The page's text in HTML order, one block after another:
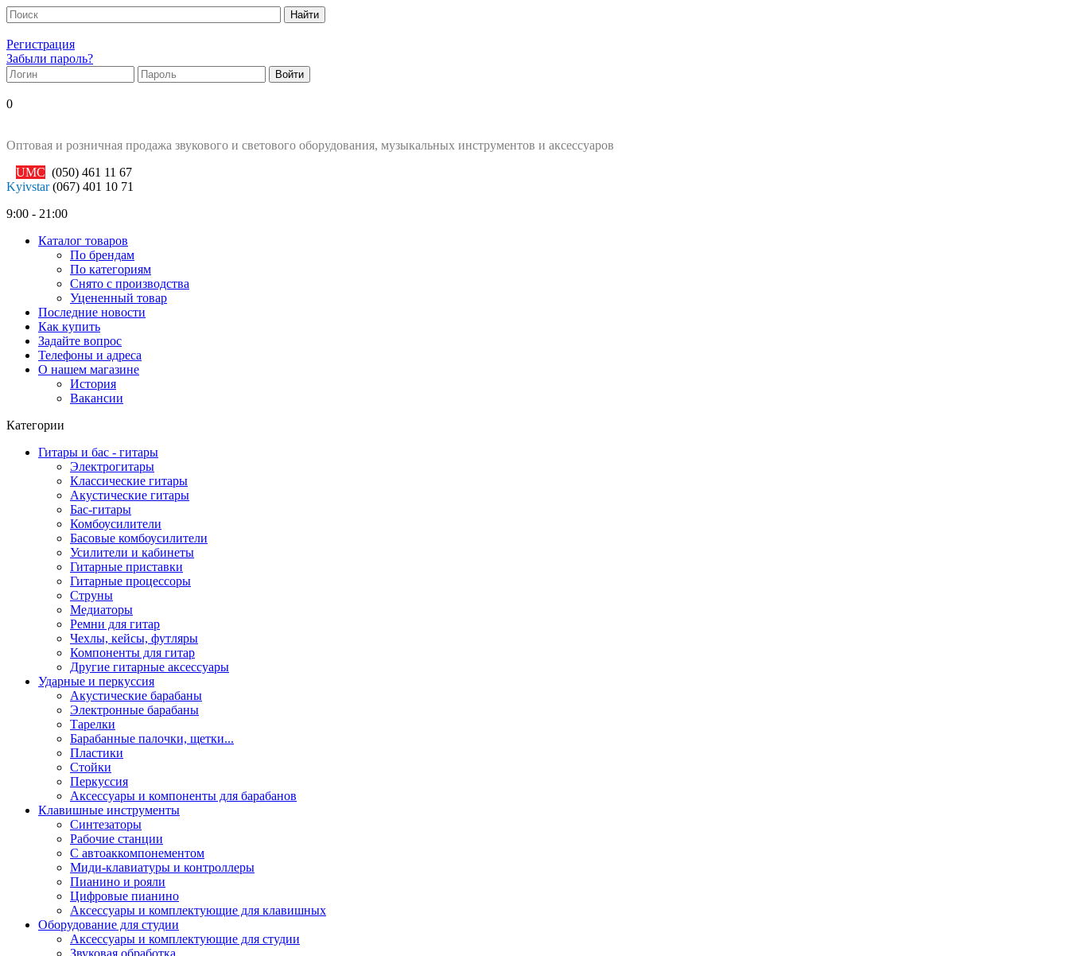
Регистрация
Забыли пароль?
0
Оптовая и розничная продажа звукового и светового оборудования, музыкальных инструментов и аксессуаров
UMC (050) 461 11 67
Kyivstar (067) 401 10 71
9:00 - 21:00
Каталог товаров
По брендам
По категориям
Снято с производства
Уцененный товар
Последние новости
Как купить
Задайте вопрос
Телефоны и адреса
О нашем магазине
История
Вакансии
Категории
Гитары и бас - гитары
Электрогитары
Классические гитары
Акустические гитары
Бас-гитары
Комбоусилители
Басовые комбоусилители
Усилители и кабинеты
Гитарные приставки
Гитарные процессоры
Струны
Медиаторы
Ремни для гитар
Чехлы, кейсы, футляры
Компоненты для гитар
Другие гитарные аксессуары
Ударные и перкуссия
Акустические барабаны
Электронные барабаны
Тарелки
Барабанные палочки, щетки...
Пластики
Стойки
Перкуссия
Аксессуары и компоненты для барабанов
Клавишные инструменты
Синтезаторы
Рабочие станции
С автоаккомпонементом
Миди-клавиатуры и контроллеры
Пианино и рояли
Цифровые пианино
Аксессуары и комплектующие для клавишных
Оборудование для студии
Аксессуары и комплектующие для студии
Звуковая обработка